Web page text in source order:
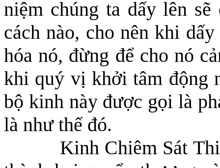
niệm chúng ta dấy lên
cách nào, cho nên khi
hóa nó, đừng để cho nó
khi quý vị khởi tâm động
bộ kinh này được gọi là
là như thế đó.
Kinh Chiêm Sát